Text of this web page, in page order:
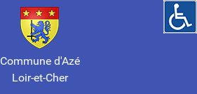
Commune d'Azé
Loir-et-Cher